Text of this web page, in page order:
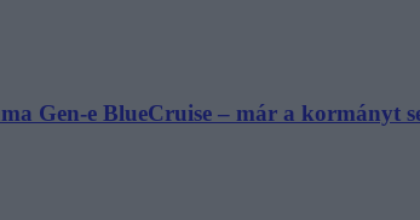
Gen-e BlueCruise – már a kormányt